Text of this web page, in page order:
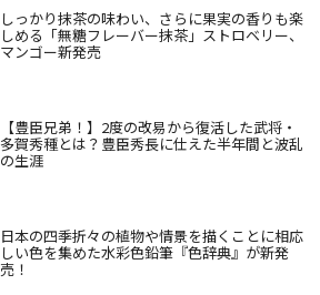
しっかり抹茶の味わい、さらに果実の香りも楽
しめる「無糖フレーバー抹茶」ストロベリー、
マンゴー新発売
【豊臣兄弟！】2度の改易から復活した武将・
多賀秀種とは？豊臣秀長に仕えた半年間と波乱
の生涯
日本の四季折々の植物や情景を描くことに相応
しい色を集めた水彩色鉛筆『色辞典』が新発
売！